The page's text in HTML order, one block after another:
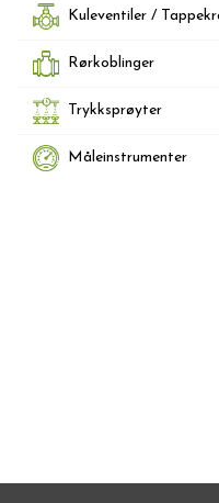
Kuleventiler /
Rørkoblinger
Trykksprøyter
Måleinstrumenter